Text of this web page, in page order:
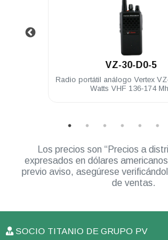
.
VZ-30-D0-5
Radio portátil análogo Vertex
Watts VHF 136-174
Los precios son “Precios a
expresados en dólares
previo aviso, asegúrese
de ventas.
SOCIO TITANIO DE GRUPO PV